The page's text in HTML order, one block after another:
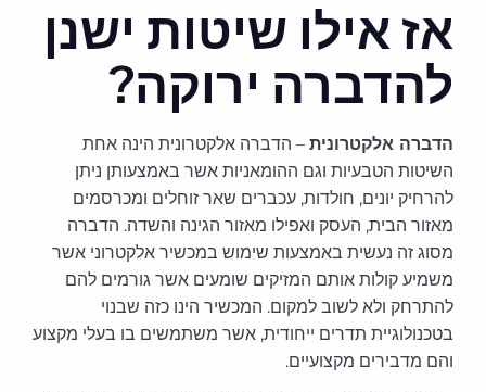
אז אילו שיטות ישנן
להדברה ירוקה?
הדברה אלקטרונית– הדברה אלקטרונית הינה אחת
השיטות הטבעיות וגם ההומאניות אשר באמצעותן ניתן
להרחיק יונים, חולדות, עכברים שאר זוחלים ומכרסמים
מאזור הבית, העסק ואפילו מאזור הגינה והשדה. הדברה
מסוג זה נעשית באמצעות שימוש במכשיר אלקטרוני אשר
משמיע קולות אותם המזיקים שומעים אשר גורמים להם
להתרחק ולא לשוב למקום. המכשיר הינו כזה שבנוי
בטכנולוגיית תדרים ייחודית, אשר משתמשים בו בעלי מקצוע
והם מדבירים מקצועיים.